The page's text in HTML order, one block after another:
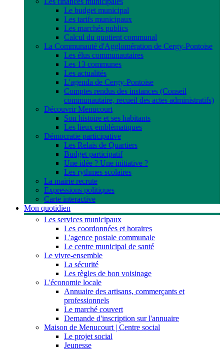
Le budget municipal
Les tarifs municipaux
Les marchés publics
Calcul du quotient communal
La Communauté d'Agglomération de Cergy-Pontoise
Les élus communautaires
Les 13 communes
Les actualités
L'agenda de Cergy-Pontoise
Comptes rendus des instances (Conseil
communautaire, recueil des actes administratifs)
Découvrir Menucourt
Son histoire et ses habitants
Les lieux emblématiques
Démocratie participative
Les Relais de Quartiers
Budget participatif
Une idée ? Une initiative ?
Les rythmes scolaires
La mairie recrute
Expressions politiques
Carte interactive
Mon quotidien
Les services municipaux
Les coordonnées et horaires
L'agence postale communale
Le centre municipal de santé
Le vivre-ensemble
La sécurité
Les règles de bon voisinage
L'économie locale
Annuaire des artisans, commerçants et
professionnels
Le marché couvert
Demande d'inscription sur l'annuaire
Maison de Menucourt | Centre social
Le projet social
Jeunesse